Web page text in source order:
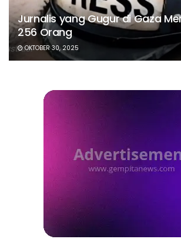
Jurnalis yang Gugur di Gaza
256 Orang
OKTOBER 30, 2025